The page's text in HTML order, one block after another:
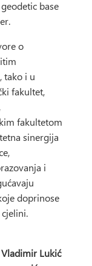
base
o
tako i u
fakultet,
fakultetom
sinergija
i
doprinose
Lukić